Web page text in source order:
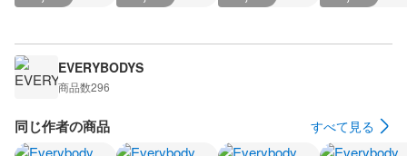
EVERYBODYS
商品数296
同じ作者の商品 すべて見る